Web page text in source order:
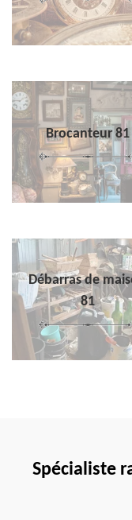
Brocanteur 81
Débarras de
81
Spécialiste